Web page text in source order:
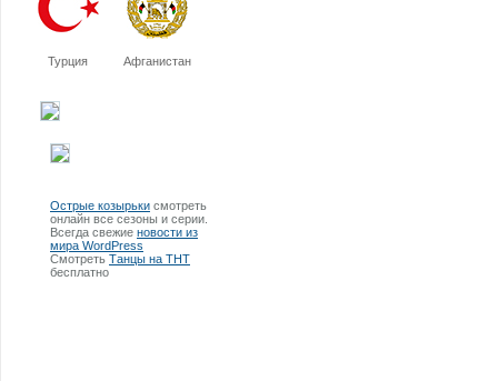
Турция Афганистан
Острые козырьки смотреть
онлайн все сезоны и серии.
Всегда свежие новости из
мира WordPress
Смотреть Танцы на ТНТ
бесплатно